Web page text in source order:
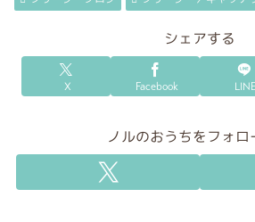
シェアする
X Facebook LINE
ノルのおうちをフォロ